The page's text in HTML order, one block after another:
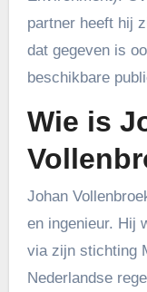
partner heeft hij
dat gegeven is
beschikbare
Wie is
Johan
en ingenieur. Hij
via zijn stichting
Nederlandse